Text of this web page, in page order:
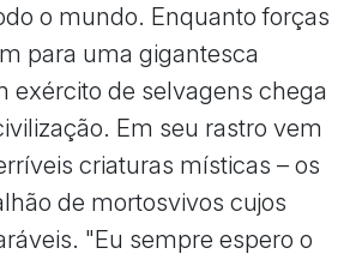
o mundo. Enquanto forças
para uma gigantesca
exército de selvagens chega
Em seu rastro vem
criaturas místicas – os
de mortosvivos cujos
"Eu sempre espero o